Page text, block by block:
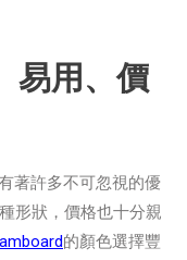
易用、價
著許多不可忽視的優
形狀，價格也十分親
的顏色選擇豐